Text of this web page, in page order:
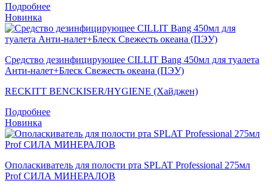
Подробнее
Новинка
Средство дезинфицирующее CILLIT Bang 450мл для туалета
Анти-налет+Блеск Свежесть океана (ПЭУ)
RECKITT BENCKISER/HYGIENE (Хайджен)
Подробнее
Новинка
Ополаскиватель для полости рта SPLAT Professional 275мл
Prof СИЛА МИНЕРАЛОВ